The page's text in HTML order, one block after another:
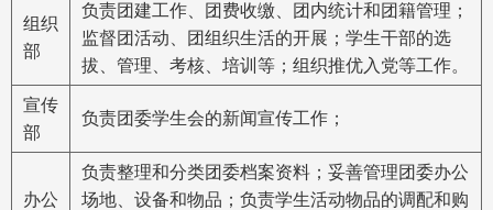
组织
部
负责团建工作、团费收缴、团内统计和团籍管理；
监督团活动、团组织生活的开展；学生干部的选
拔、管理、考核、培训等；组织推优入党等工作。
宣传
部
负责团委学生会的新闻宣传工作；
办公
负责整理和分类团委档案资料；妥善管理团委办公
场地、设备和物品；负责学生活动物品的调配和购